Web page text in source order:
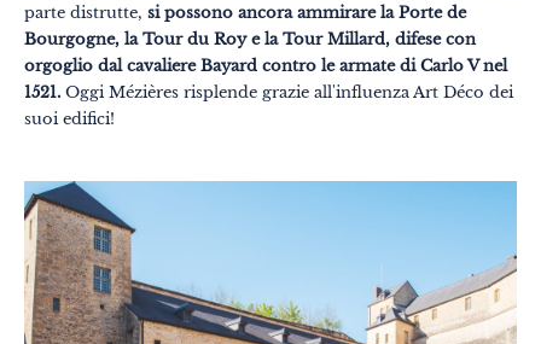
parte distrutte, si possono ancora ammirare la Porte de
Bourgogne, la Tour du Roy e la Tour Millard, difese con
orgoglio dal cavaliere Bayard contro le armate di Carlo V nel
1521. Oggi Mézières risplende grazie all'influenza Art Déco dei
suoi edifici!